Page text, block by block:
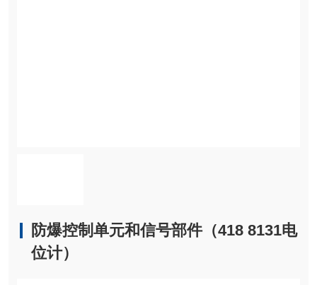
防爆控制单元和信号部件（418 8131电
位计）